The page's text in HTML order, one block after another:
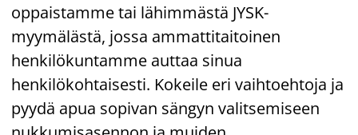
oppaistamme tai lähimmästä JYSK-
myymälästä, jossa ammattitaitoinen
henkilökuntamme auttaa sinua
henkilökohtaisesti. Kokeile eri vaihtoehtoja ja
pyydä apua sopivan sängyn valitsemiseen